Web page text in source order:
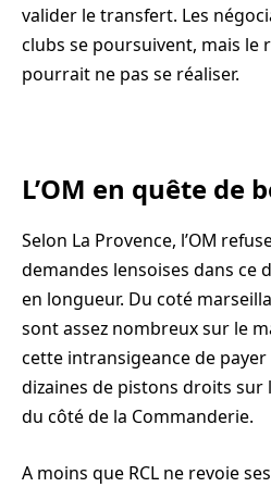
valider le transfert. Les
clubs se poursuivent, mais le
pourrait ne pas se réaliser.
L’OM en quête de
Selon La Provence, l’OM
demandes lensoises dans
en longueur. Du coté
sont assez nombreux sur le
cette intransigeance de payer
dizaines de pistons droits sur
du côté de la Commanderie.
A moins que RCL ne revoie